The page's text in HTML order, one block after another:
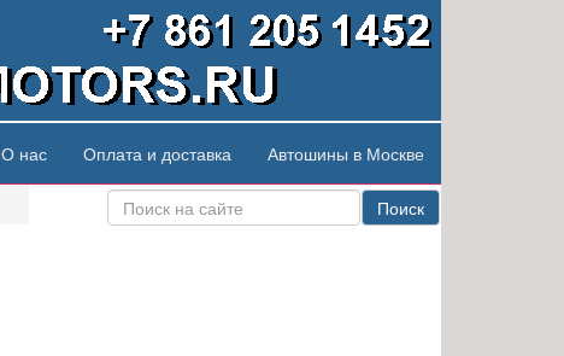
О нас Оплата и доставка Автошины в Москве
Поиск